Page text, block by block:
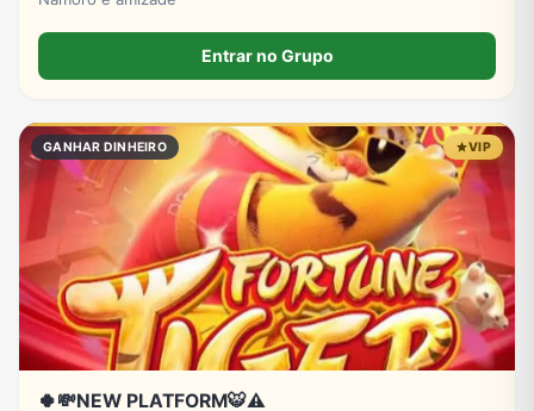
Entrar no Grupo
GANHAR DINHEIRO VIP
🍀💸NEW PLATFORM🐯⚠️